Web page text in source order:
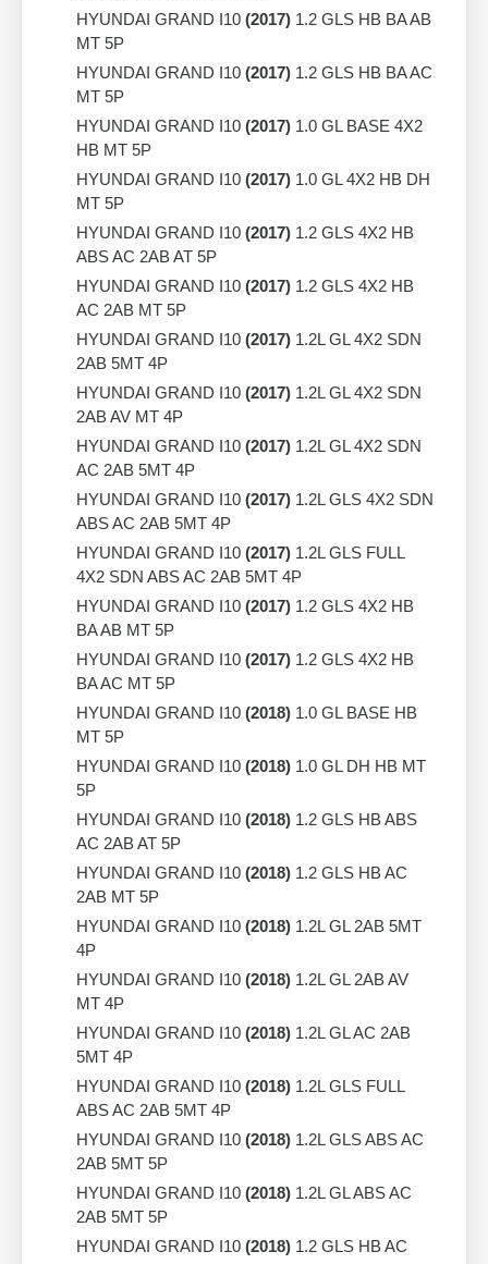
HYUNDAI GRAND I10 (2017) 1.2 GLS HB BA AB
MT 5P
HYUNDAI GRAND I10 (2017) 1.2 GLS HB BA AC
MT 5P
HYUNDAI GRAND I10 (2017) 1.0 GL BASE 4X2
HB MT 5P
HYUNDAI GRAND I10 (2017) 1.0 GL 4X2 HB DH
MT 5P
HYUNDAI GRAND I10 (2017) 1.2 GLS 4X2 HB
ABS AC 2AB AT 5P
HYUNDAI GRAND I10 (2017) 1.2 GLS 4X2 HB
AC 2AB MT 5P
HYUNDAI GRAND I10 (2017) 1.2L GL 4X2 SDN
2AB 5MT 4P
HYUNDAI GRAND I10 (2017) 1.2L GL 4X2 SDN
2AB AV MT 4P
HYUNDAI GRAND I10 (2017) 1.2L GL 4X2 SDN
AC 2AB 5MT 4P
HYUNDAI GRAND I10 (2017) 1.2L GLS 4X2 SDN
ABS AC 2AB 5MT 4P
HYUNDAI GRAND I10 (2017) 1.2L GLS FULL
4X2 SDN ABS AC 2AB 5MT 4P
HYUNDAI GRAND I10 (2017) 1.2 GLS 4X2 HB
BA AB MT 5P
HYUNDAI GRAND I10 (2017) 1.2 GLS 4X2 HB
BA AC MT 5P
HYUNDAI GRAND I10 (2018) 1.0 GL BASE HB
MT 5P
HYUNDAI GRAND I10 (2018) 1.0 GL DH HB MT
5P
HYUNDAI GRAND I10 (2018) 1.2 GLS HB ABS
AC 2AB AT 5P
HYUNDAI GRAND I10 (2018) 1.2 GLS HB AC
2AB MT 5P
HYUNDAI GRAND I10 (2018) 1.2L GL 2AB 5MT
4P
HYUNDAI GRAND I10 (2018) 1.2L GL 2AB AV
MT 4P
HYUNDAI GRAND I10 (2018) 1.2L GL AC 2AB
5MT 4P
HYUNDAI GRAND I10 (2018) 1.2L GLS FULL
ABS AC 2AB 5MT 4P
HYUNDAI GRAND I10 (2018) 1.2L GLS ABS AC
2AB 5MT 5P
HYUNDAI GRAND I10 (2018) 1.2L GL ABS AC
2AB 5MT 5P
HYUNDAI GRAND I10 (2018) 1.2 GLS HB AC